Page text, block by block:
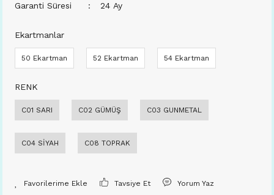
Garanti Süresi
24 Ay
Ekartmanlar
50 Ekartman 52 Ekartman 54 Ekartman
RENK
C01 SARI C02 GÜMÜŞ C03 GUNMETAL
C04 SİYAH C08 TOPRAK
Tavsiye Et Yorum Yaz